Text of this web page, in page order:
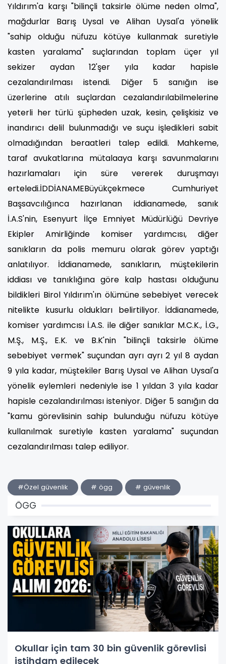
Yıldırım'a karşı "bilinçli taksirle ölüme neden olma",
mağdurlar Barış Uysal ve Alihan Uysal'a yönelik
"sahip olduğu nüfuzu kötüye kullanmak suretiyle
kasten yaralama" suçlarından toplam üçer yıl
sekizer aydan 12'şer yıla kadar hapisle
cezalandırılması istendi. Diğer 5 sanığın ise
üzerlerine atılı suçlardan cezalandırılabilmelerine
yeterli her türlü şüpheden uzak, kesin, çelişkisiz ve
inandırıcı delil bulunmadığı ve suçu işledikleri sabit
olmadığından beraatleri talep edildi. Mahkeme,
taraf avukatlarına mütalaaya karşı savunmalarını
hazırlamaları için süre vererek duruşmayı
erteledi.İDDİANAMEBüyükçekmece Cumhuriyet
Başsavcılığınca hazırlanan iddianamede, sanık
İ.A.S'nin, Esenyurt İlçe Emniyet Müdürlüğü Devriye
Ekipler Amirliğinde komiser yardımcısı, diğer
sanıkların da polis memuru olarak görev yaptığı
anlatılıyor. İddianamede, sanıkların, müştekilerin
iddiası ve tanıklığına göre kalp hastası olduğunu
bildikleri Birol Yıldırım'ın ölümüne sebebiyet verecek
nitelikte kusurlu oldukları belirtiliyor. İddianamede,
komiser yardımcısı İ.A.S. ile diğer sanıklar M.C.K., İ.G.,
M.Ş., M.Ş., E.K. ve B.K'nin "bilinçli taksirle ölüme
sebebiyet vermek" suçundan ayrı ayrı 2 yıl 8 aydan
9 yıla kadar, müştekiler Barış Uysal ve Alihan Uysal'a
yönelik eylemleri nedeniyle ise 1 yıldan 3 yıla kadar
hapisle cezalandırılması isteniyor. Diğer 5 sanığın da
"kamu görevlisinin sahip bulunduğu nüfuzu kötüye
kullanılmak suretiyle kasten yaralama" suçundan
cezalandırılması talep ediliyor.
#Özel güvenlik # ögg # güvenlik
ÖGG
Okullar için tam 30 bin güvenlik görevlisi
istihdam edilecek